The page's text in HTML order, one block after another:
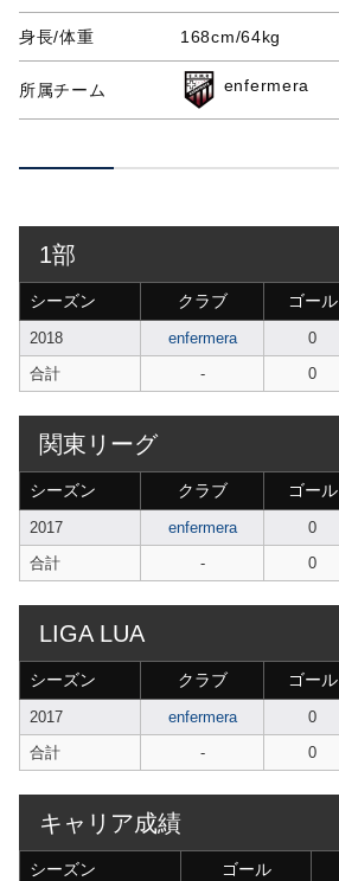
身長/体重 168cm/64kg
所属チーム enfermera
1部
シーズン クラブ ゴール
2018 enfermera 0
合計
- 0
関東リーグ
シーズン クラブ ゴール
2017 enfermera 0
合計
- 0
LIGA LUA
シーズン クラブ ゴール
2017 enfermera 0
合計
- 0
キャリア成績
シーズン ゴール